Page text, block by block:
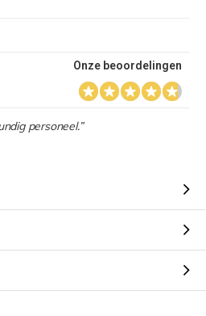
Onze beoordelingen
personeel.”